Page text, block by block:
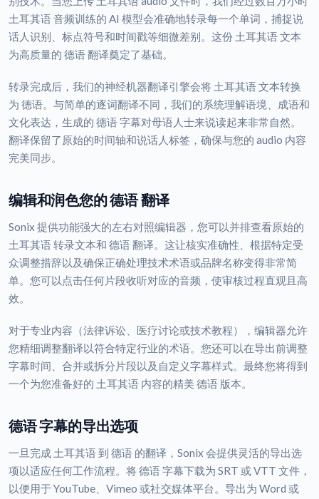
土耳其语 音频训练的 AI 模型会准确地转录每一个单词，捕捉说
话人识别、标点符号和时间戳等细微差别。这份 土耳其语 文本
为高质量的 德语 翻译奠定了基础。
转录完成后，我们的神经机器翻译引擎会将 土耳其语 文本转换
为 德语。与简单的逐词翻译不同，我们的系统理解语境、成语和
文化表达，生成的 德语 字幕对母语人士来说读起来非常自然。
翻译保留了原始的时间轴和说话人标签，确保与您的 audio 内容
完美同步。
编辑和润色您的 德语 翻译
Sonix 提供功能强大的左右对照编辑器，您可以并排查看原始的
土耳其语 转录文本和 德语 翻译。这让核实准确性、根据特定受
众调整措辞以及确保正确处理技术术语或品牌名称变得非常简
单。您可以点击任何片段收听对应的音频，使审核过程直观且高
效。
对于专业内容（法律诉讼、医疗讨论或技术教程），编辑器允许
您精细调整翻译以符合特定行业的术语。您还可以在导出前调整
字幕时间、合并或拆分片段以及自定义字幕样式。最终您将得到
一个为您准备好的 土耳其语 内容的精美 德语 版本。
德语 字幕的导出选项
一旦完成 土耳其语 到 德语 的翻译，Sonix 会提供灵活的导出选
项以适应任何工作流程。将 德语 字幕下载为 SRT 或 VTT 文件，
以便用于 YouTube、Vimeo 或社交媒体平台。导出为 Word 或